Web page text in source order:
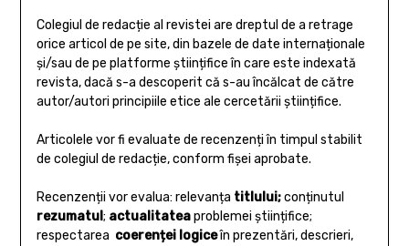
Colegiul de redacție al revistei are dreptul de a retrage
orice articol de pe site, din bazele de date internaționale
și/sau de pe platforme științifice în care este indexată
revista, dacă s-a descoperit că s-au încălcat de către
autor/autori principiile etice ale cercetării științifice.
Articolele vor fi evaluate de recenzenți în timpul stabilit
de colegiul de redacție, conform fișei aprobate.
Recenzenții vor evalua: relevanța titlului;conținutul
rezumatul; actualitateaproblemei științifice;
respectarea coerenței logiceîn prezentări, descrieri,